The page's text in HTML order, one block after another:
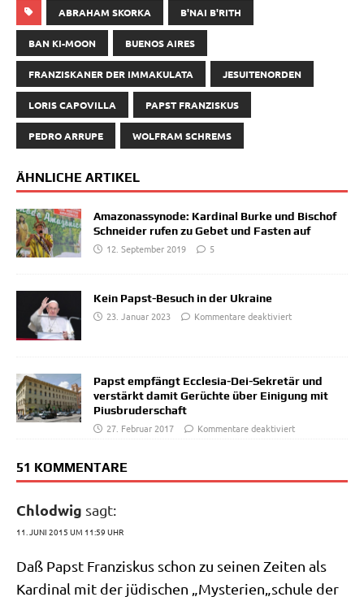
ABRAHAM SKORKA B'NAI B'RITH
BAN KI-MOON BUENOS AIRES
FRANZISKANER DER IMMAKULATA JESUITENORDEN
LORIS CAPOVILLA PAPST FRANZISKUS
PEDRO ARRUPE WOLFRAM SCHREMS
ÄHNLICHE ARTIKEL
Amazonassynode: Kardinal Burke und Bischof
Schneider rufen zu Gebet und Fasten auf
12. September 2019
5
Kein Papst-Besuch in der Ukraine
23. Januar 2023
Kommentare deaktiviert
Papst empfängt Ecclesia-Dei-Sekretär und
verstärkt damit Gerüchte über Einigung mit
Piusbruderschaft
27. Februar 2017
Kommentare deaktiviert
51 KOMMENTARE
Chlodwig sagt:
11. JUNI 2015 UM 11:59 UHR
Daß Papst Fran­zis­kus schon zu sei­nen Zei­ten als
Kar­di­nal mit der jüdi­schen „Mysterien„schule der